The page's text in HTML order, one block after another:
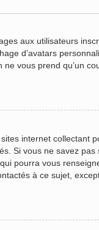
aux utilisateurs
d’avatars
vous prend qu’un
internet collectant
Si vous ne savez pas
pourra vous
à ce sujet,